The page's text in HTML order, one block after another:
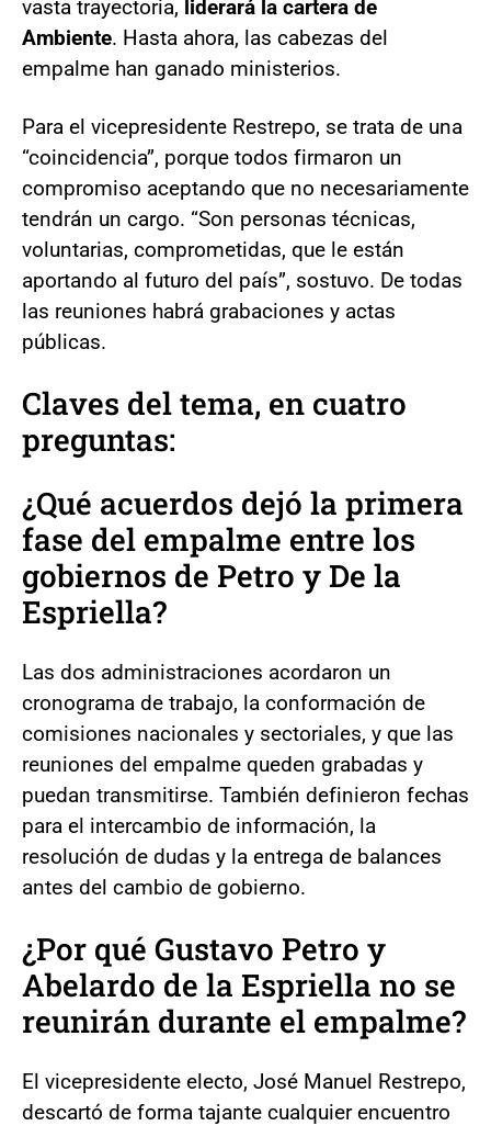
vasta trayectoria, liderará la cartera de
Ambiente. Hasta ahora, las cabezas del
empalme han ganado ministerios.
Para el vicepresidente Restrepo, se trata de una
“coincidencia”, porque todos firmaron un
compromiso aceptando que no necesariamente
tendrán un cargo. “Son personas técnicas,
voluntarias, comprometidas, que le están
aportando al futuro del país”, sostuvo. De todas
las reuniones habrá grabaciones y actas
públicas.
Claves del tema, en cuatro
preguntas:
¿Qué acuerdos dejó la primera
fase del empalme entre los
gobiernos de Petro y De la
Espriella?
Las dos administraciones acordaron un
cronograma de trabajo, la conformación de
comisiones nacionales y sectoriales, y que las
reuniones del empalme queden grabadas y
puedan transmitirse. También definieron fechas
para el intercambio de información, la
resolución de dudas y la entrega de balances
antes del cambio de gobierno.
¿Por qué Gustavo Petro y
Abelardo de la Espriella no se
reunirán durante el empalme?
El vicepresidente electo, José Manuel Restrepo,
descartó de forma tajante cualquier encuentro